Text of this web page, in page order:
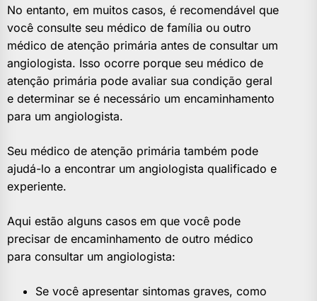
No entanto, em muitos casos, é recomendável que
você consulte seu médico de família ou outro
médico de atenção primária antes de consultar um
angiologista. Isso ocorre porque seu médico de
atenção primária pode avaliar sua condição geral
e determinar se é necessário um encaminhamento
para um angiologista.
Seu médico de atenção primária também pode
ajudá-lo a encontrar um angiologista qualificado e
experiente.
Aqui estão alguns casos em que você pode
precisar de encaminhamento de outro médico
para consultar um angiologista:
Se você apresentar sintomas graves, como